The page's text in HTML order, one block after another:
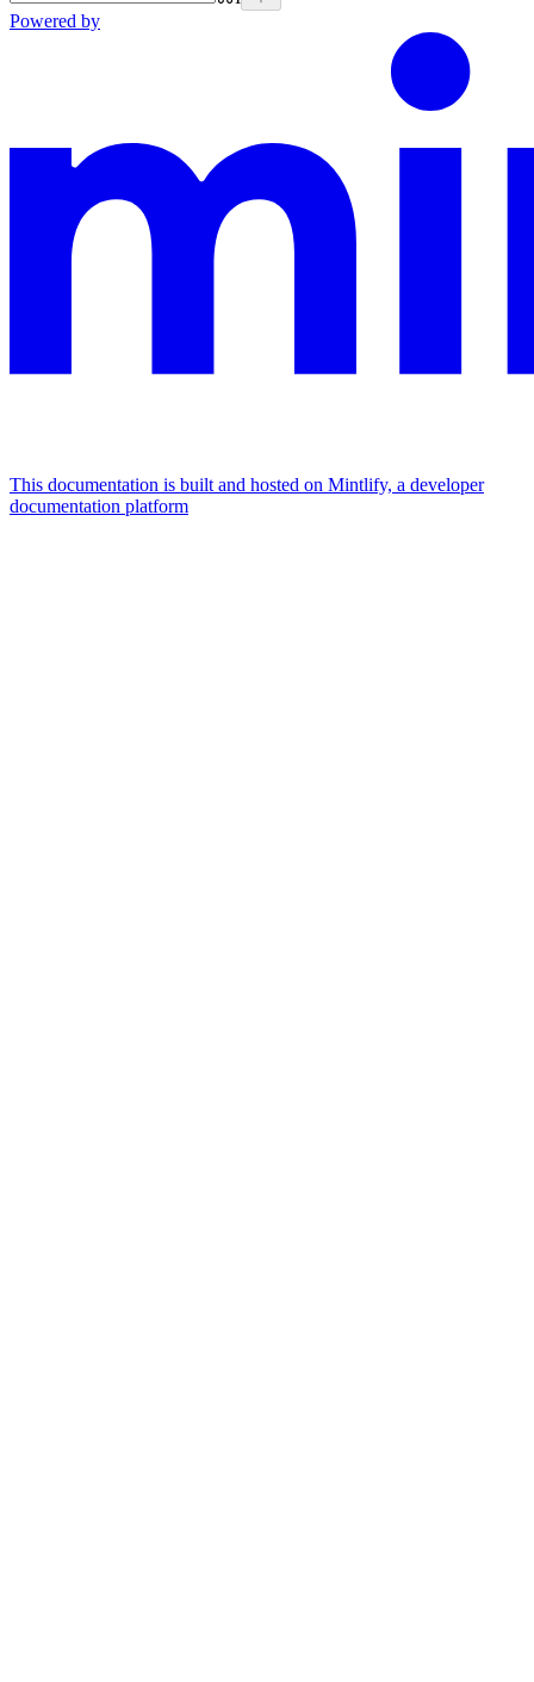
Powered by
This documentation is built and hosted on Mintlify, a developer
documentation platform